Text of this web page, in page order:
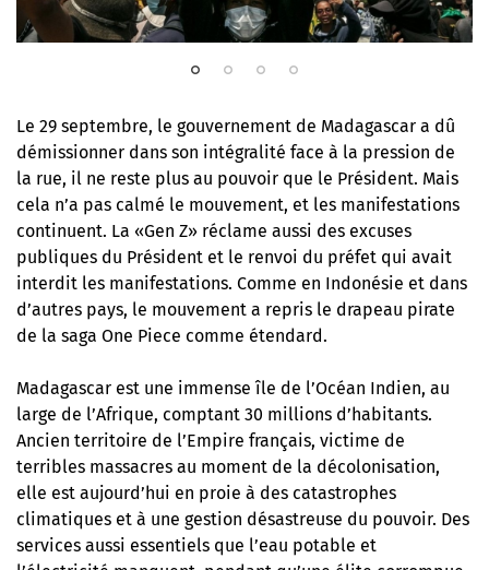
Le 29 septembre, le gouvernement de Madagascar a dû
démissionner dans son intégralité face à la pression de
la rue, il ne reste plus au pouvoir que le Président. Mais
cela n’a pas calmé le mouvement, et les manifestations
continuent. La «Gen Z» réclame aussi des excuses
publiques du Président et le renvoi du préfet qui avait
interdit les manifestations. Comme en Indonésie et dans
d’autres pays, le mouvement a repris le drapeau pirate
de la saga One Piece comme étendard.
Madagascar est une immense île de l’Océan Indien, au
large de l’Afrique, comptant 30 millions d’habitants.
Ancien territoire de l’Empire français, victime de
terribles massacres au moment de la décolonisation,
elle est aujourd’hui en proie à des catastrophes
climatiques et à une gestion désastreuse du pouvoir. Des
services aussi essentiels que l’eau potable et